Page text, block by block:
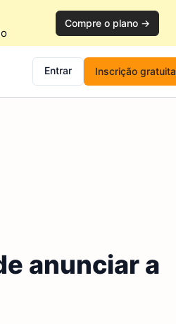
Compre o plano →
Entrar Inscrição gratuita
anunciar a